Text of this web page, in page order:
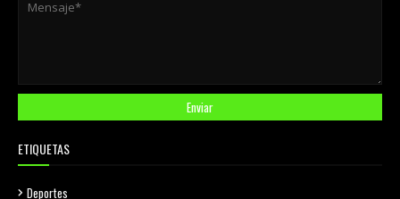
ETIQUETAS
Deportes